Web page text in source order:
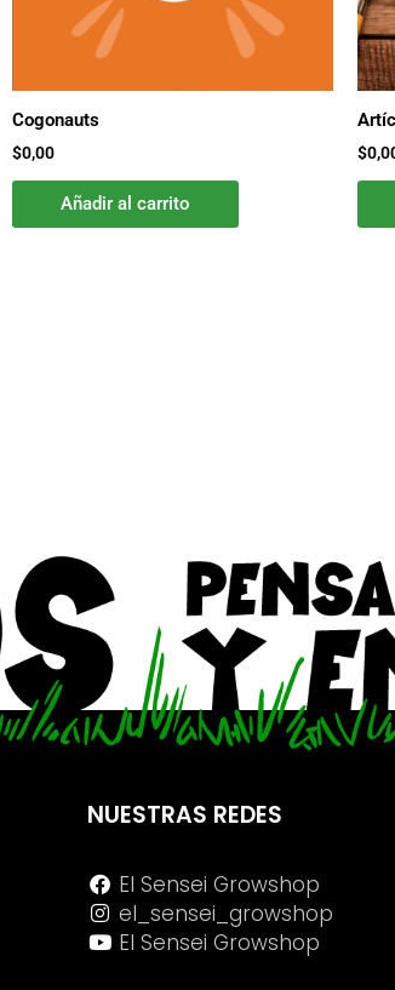
Cogonauts
$0,00
Añadir al carrito
$
NUESTRAS REDES
El Sensei Growshop
el_sensei_growshop
El Sensei Growshop